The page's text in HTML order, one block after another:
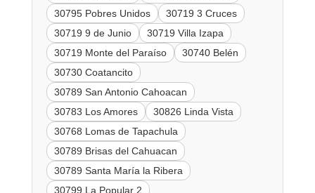
30795 Pobres Unidos
30719 3 Cruces
30719 9 de Junio
30719 Villa Izapa
30719 Monte del Paraíso
30740 Belén
30730 Coatancito
30789 San Antonio Cahoacan
30783 Los Amores
30826 Linda Vista
30768 Lomas de Tapachula
30789 Brisas del Cahuacan
30789 Santa María la Ribera
30799 La Popular 2